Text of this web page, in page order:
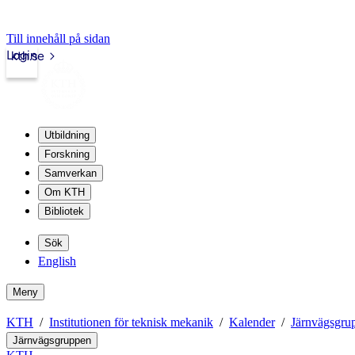
Till innehåll på sidan
kth.se
Login
Utbildning
Forskning
Samverkan
Om KTH
Bibliotek
Sök
English
Meny
KTH Institutionen för teknisk mekanik Kalender
Järnvägsgruppen